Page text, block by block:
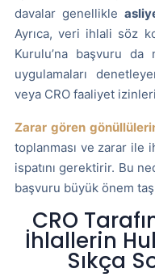
davalar genellikle
Ayrıca, veri ihlali söz
Kurulu’na başvuru da
uygulamaları
veya CRO faaliyet
Zarar gören
toplanması ve zarar ile
ispatını gerektirir. Bu
başvuru büyük önem
CRO
İhlallerin
Sıkça